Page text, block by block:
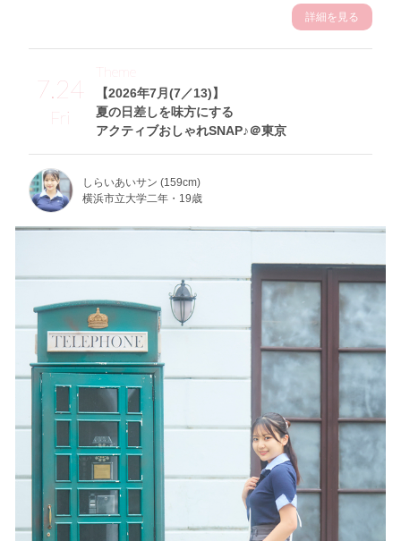
詳細を見る
7.24
Fri
【2026年7月(7／13)】
夏の日差しを味方にする
アクティブおしゃれSNAP♪＠東京
Theme
しらいあいサン (159cm)
横浜市立大学二年・19歳